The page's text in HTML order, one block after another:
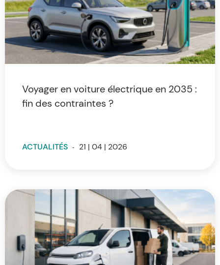
Voyager en voiture électrique en 2035 :
fin des contraintes ?
ACTUALITÉS - 21 | 04 | 2026